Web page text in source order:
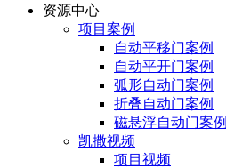
资源中心
项目案例
自动平移门案例
自动平开门案例
弧形自动门案例
折叠自动门案例
磁悬浮自动门案例
凯撒视频
项目视频